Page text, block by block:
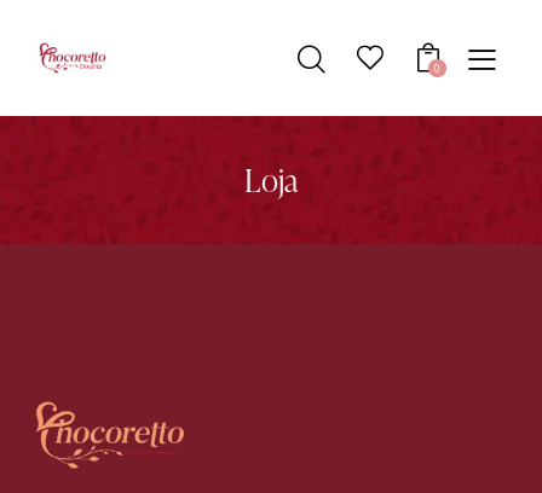
0
Loja